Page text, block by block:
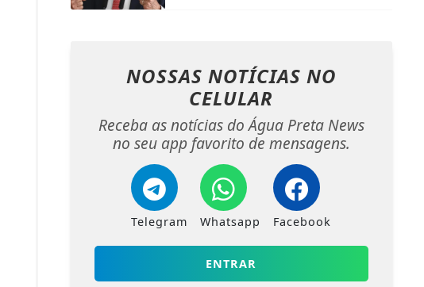
NOSSAS NOTÍCIAS NO
CELULAR
Receba as notícias do Água Preta News
no seu app favorito de mensagens.
Telegram Whatsapp Facebook
ENTRAR